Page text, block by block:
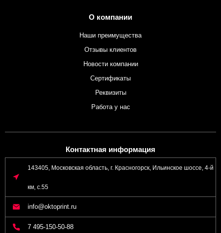
О компании
Наши преимущества
Отзывы клиентов
Новости компании
Сертификаты
Реквизиты
Работа у нас
Контактная информация
143405, Московская область, г. Красногорск, Ильинское шоссе, 4-й
км, с.55
info@oktoprint.ru
7 495-150-50-88